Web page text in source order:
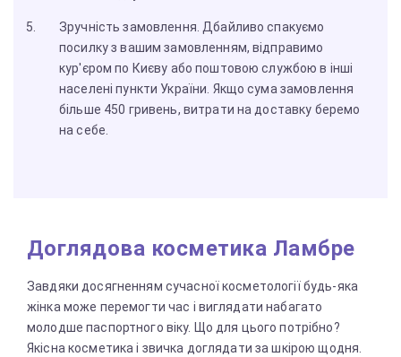
Зручність замовлення. Дбайливо спакуємо
посилку з вашим замовленням, відправимо
кур'єром по Києву або поштовою службою в інші
населені пункти України. Якщо сума замовлення
більше 450 гривень, витрати на доставку беремо
на себе.
Доглядова косметика Ламбре
Завдяки досягненням сучасної косметології будь-яка
жінка може перемогти час і виглядати набагато
молодше паспортного віку. Що для цього потрібно?
Якісна косметика і звичка доглядати за шкірою щодня.